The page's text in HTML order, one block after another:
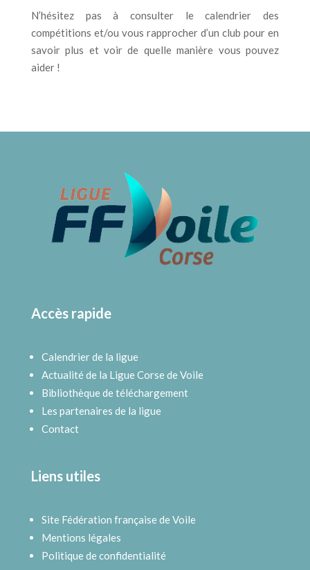
N’hésitez pas à consulter le calendrier des
compétitions et/ou vous rapprocher d’un club pour en
savoir plus et voir de quelle manière vous pouvez
aider !
Accès rapide
Calendrier de la ligue
Actualité de la Ligue Corse de Voile
Bibliothèque de téléchargement
Les partenaires de la ligue
Contact
Liens utiles
Site Fédération française de Voile
Mentions légales
Politique de confidentialité